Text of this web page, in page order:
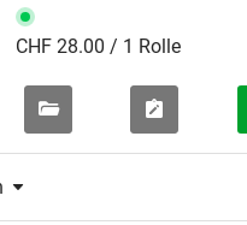
CHF 28.00 / 1 Rolle